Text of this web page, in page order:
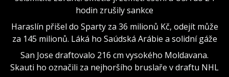
hodin zrušily sankce
Haraslín přišel do Sparty za 36 milionů Kč, odejít může
za 145 milionů. Láká ho Saúdská Arábie a solidní gáže
San Jose draftovalo 216 cm vysokého Moldavana.
Skauti ho označili za nejhoršího bruslaře v draftu NHL